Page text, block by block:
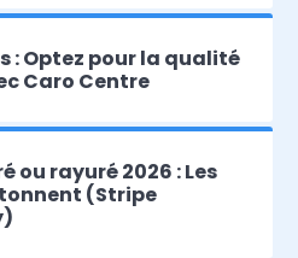
: Optez pour la qualité
Caro Centre
ou rayuré 2026 : Les
(Stripe